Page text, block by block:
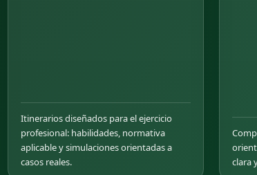
Itinerarios diseñados para el ejercicio
profesional: habilidades, normativa
aplicable y simulaciones orientadas a
casos reales.
clara